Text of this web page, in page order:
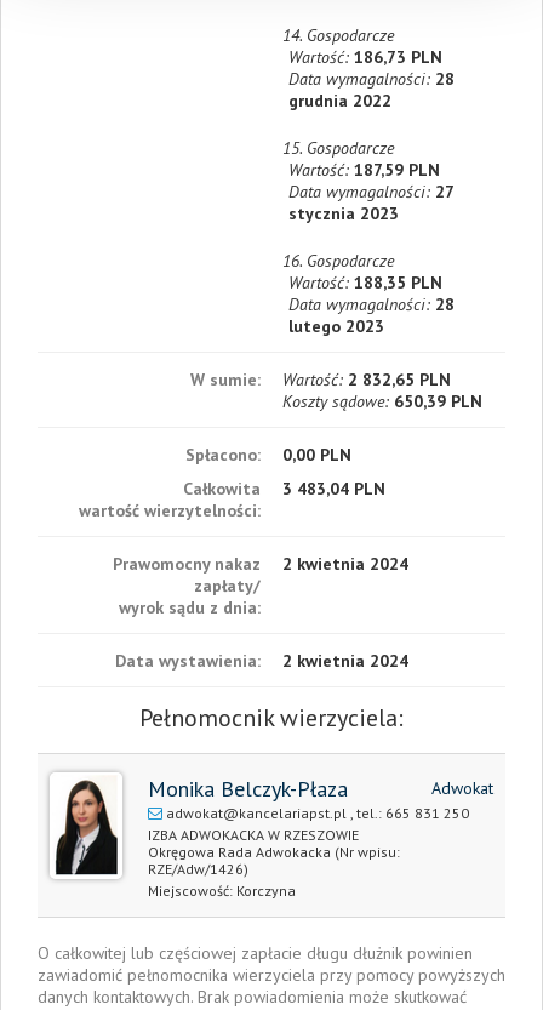
14. Gospodarcze
Wartość:186,73 PLN
Data wymagalności: 28
grudnia 2022
15. Gospodarcze
Wartość:187,59 PLN
Data wymagalności: 27
stycznia 2023
16. Gospodarcze
Wartość:188,35 PLN
Data wymagalności: 28
lutego 2023
W sumie: Wartość: 2 832,65 PLN
Koszty sądowe: 650,39 PLN
Spłacono:
0,00 PLN
Całkowita
wartość wierzytelności:
3 483,04 PLN
Prawomocny nakaz
zapłaty/
wyrok sądu z dnia:
2 kwietnia 2024
Data wystawienia: 2 kwietnia 2024
Pełnomocnik wierzyciela:
Monika Belczyk-Płaza Adwokat
adwokat@kancelariapst.pl , tel.: 665 831 250
IZBA ADWOKACKA W RZESZOWIE
Okręgowa Rada Adwokacka (Nr wpisu:
RZE/Adw/1426)
Miejscowość: Korczyna
O całkowitej lub częściowej zapłacie długu dłużnik powinien
zawiadomić pełnomocnika wierzyciela przy pomocy powyższych
danych kontaktowych. Brak powiadomienia może skutkować